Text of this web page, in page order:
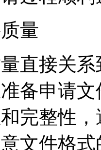
量
直接关
备申请
完整性
文件格